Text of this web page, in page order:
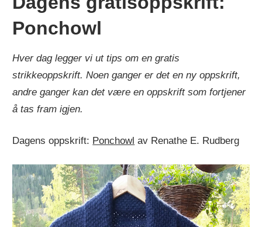
Ponchowl
Hver dag legger vi ut tips om en gratis
strikkeoppskrift. Noen ganger er det en ny oppskrift,
andre ganger kan det være en oppskrift som fortjener
å tas fram igjen.
Dagens oppskrift: Ponchowl av Renathe E. Rudberg